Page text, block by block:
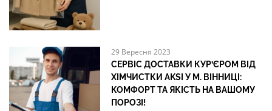
29 Вересня 2023
СЕРВІС ДОСТАВКИ КУР’ЄРОМ ВІД
ХІМЧИСТКИ AKSI У М. ВІННИЦІ:
КОМФОРТ ТА ЯКІСТЬ НА ВАШОМУ
ПОРОЗІ!